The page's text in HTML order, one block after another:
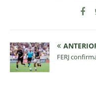
FERJ